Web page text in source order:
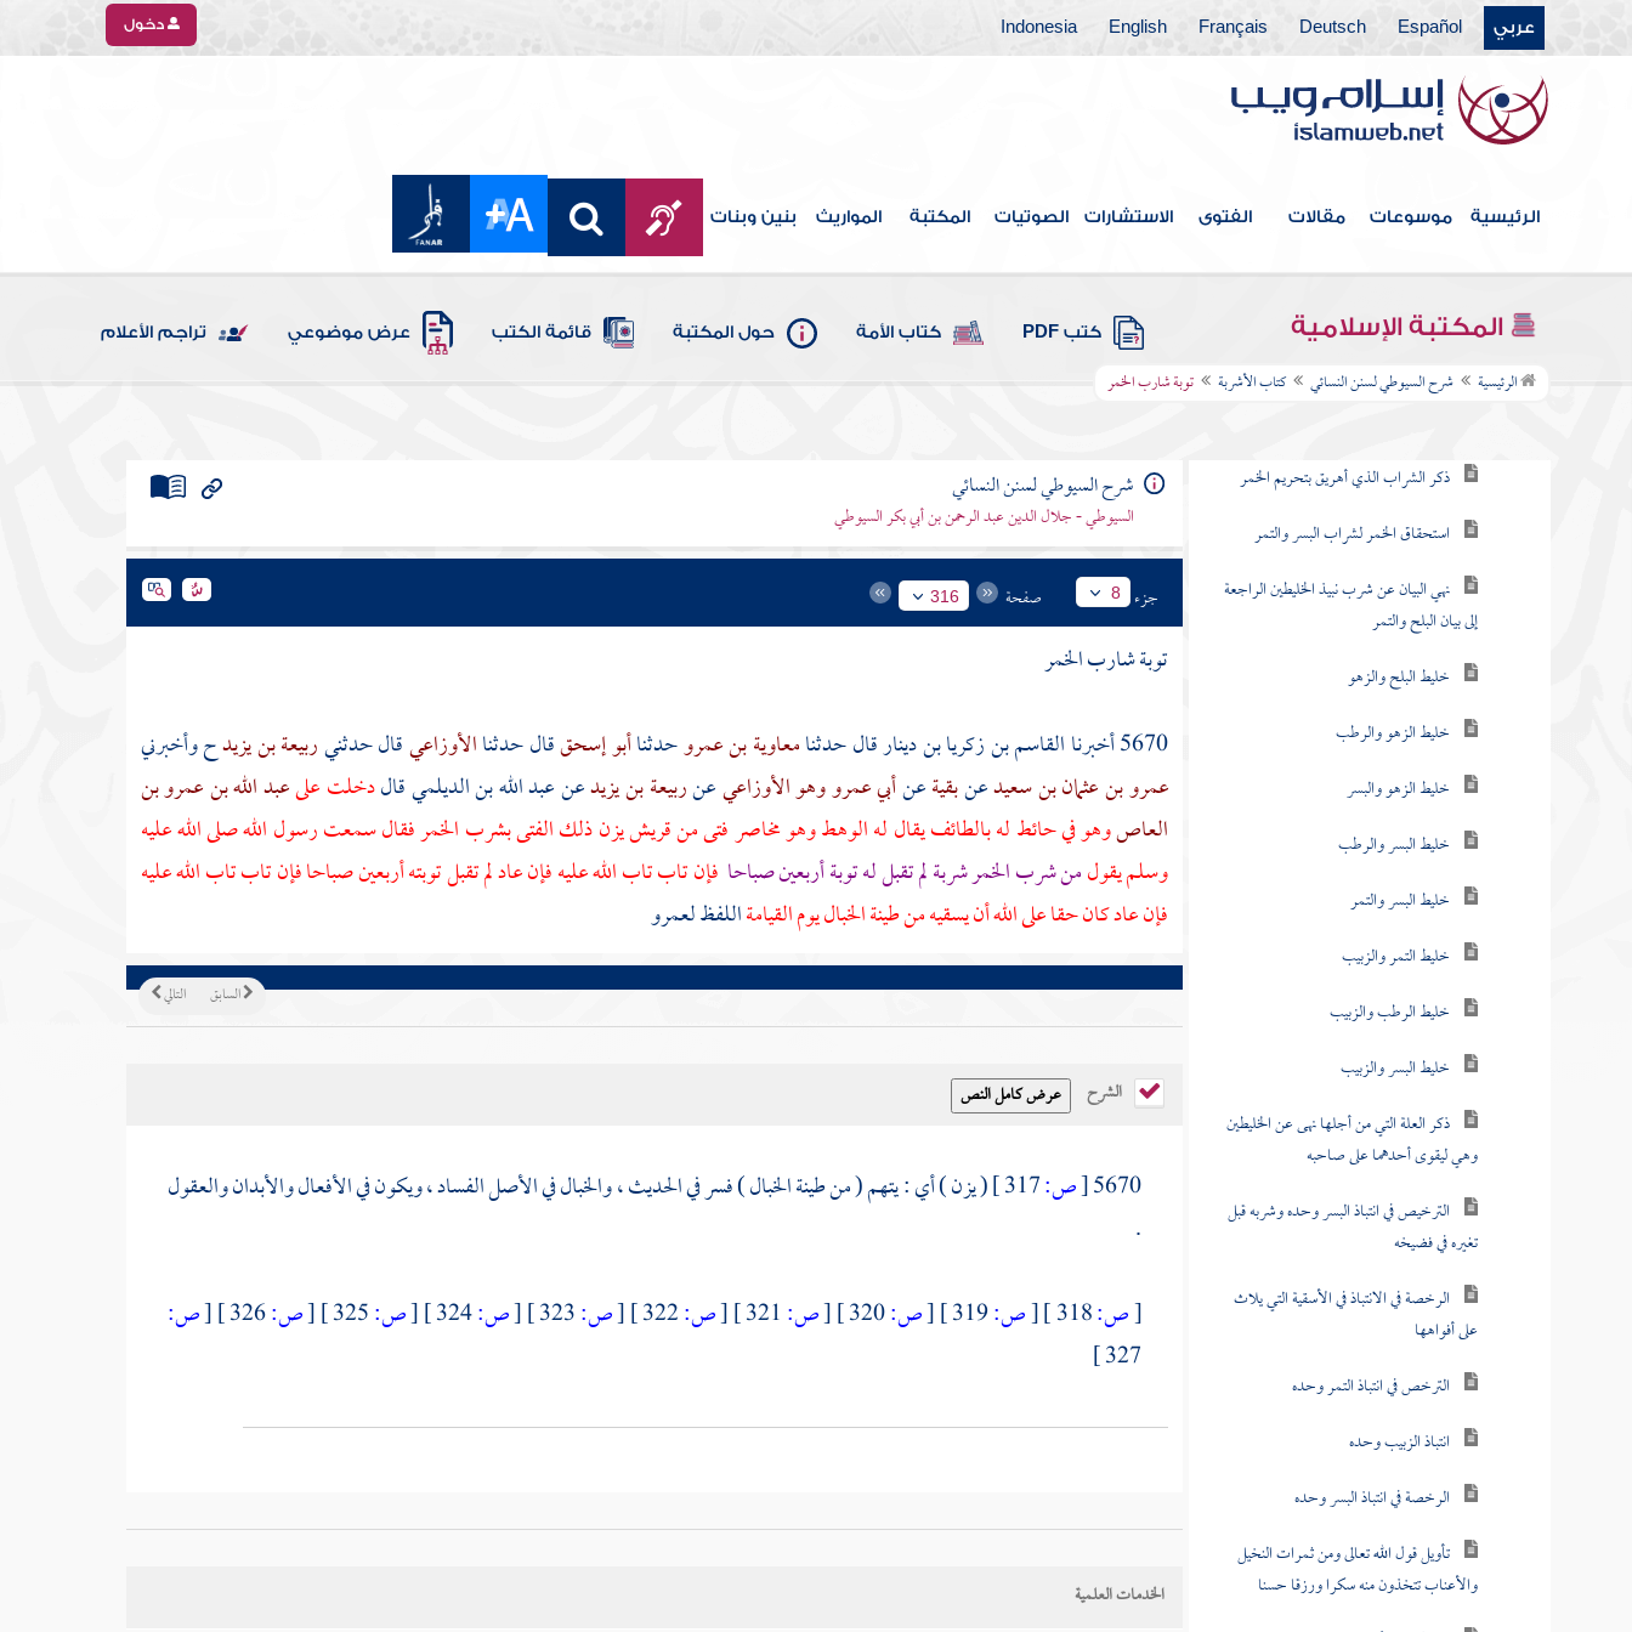
عربي Español
Deutsch
Français
English
Indonesia دخول
الرئيسية موسوعات مقالات الفتوى الاستشارات الصوتيات المكتبة المواريث بنين وبنات
المكتبة الإسلامية كتب PDF كتاب الأمة حول المكتبة قائمة الكتب عرض موضوعي تراجم الأعلام
الرئيسية شرح السيوطي لسنن النسائي كتاب الأشربة توبة شارب الخمر
كتاب القسامة
كتاب قطع السارق
كتاب الإيمان وشرائعه
كتاب الزينة
كتاب آداب القضاة
كتاب الاستعاذة
كتاب الأشربة
ذكر الشراب الذي أهريق بتحريم الخمر
استحقاق الخمر لشراب البسر والتمر
نهي البيان عن شرب نبيذ الخليطين الراجعة
إلى بيان البلح والتمر
خليط البلح والزهو
خليط الزهو والرطب
خليط الزهو والبسر
خليط البسر والرطب
خليط البسر والتمر
خليط التمر والزبيب
خليط الرطب والزبيب
خليط البسر والزبيب
ذكر العلة التي من أجلها نهى عن الخليطين
وهي ليقوى أحدهما على صاحبه
الترخيص في انتباذ البسر وحده وشربه قبل
تغيره في فضيخه
الرخصة في الانتباذ في الأسقية التي يلاث
على أفواهها
الترخص في انتباذ التمر وحده
انتباذ الزبيب وحده
الرخصة في انتباذ البسر وحده
تأويل قول الله تعالى ومن ثمرات النخيل
والأعناب تتخذون منه سكرا ورزقا حسنا
شرح السيوطي لسنن النسائي
السيوطي - جلال الدين عبد الرحمن بن أبي بكر السيوطي
جزء 8 صفحة 316
توبة شارب الخمر
5670 أخبرنا
القاسم بن زكريا بن دينارقال حدثنامعاوية بن عمروحدثناأبو إسحققال حدثناالأوزاعيقال حدثنيربيعة بن يزيدح وأخبرني
عمرو بن عثمان بن سعيدعنبقيةعنأبي عمرو وهو الأوزاعيعنربيعة بن يزيدعنعبد الله بن الديلميقالدخلت علىعبد الله بن عمرو بن
العاصوهو في حائط لهبالطائفيقال لهالوهطوهو مخاصر فتى منقريشيزن ذلك الفتى بشرب الخمر فقال سمعت رسول الله صلى الله عليه
وسلم يقولمن شرب الخمر شربة لم تقبل له توبة أربعين صباحا فإن تاب تاب الله عليه فإن عاد لم تقبل توبته أربعين صباحا فإن تاب تاب الله عليه
فإن عاد كان حقا على الله أن يسقيه من طينة الخبال يوم القيامةاللفظلعمرو
التالي السابق
الشرح
5670
[ص:
( يزن ) أي : يتهم ( من طينة الخبال ) فسر في الحديث ، والخبال في الأصل الفساد ، ويكون في الأفعال والأبدان والعقول
.
[ص: [ص: [ص: [ص: [ص: [ص: [ص: [ص: [ص: [ص:
327 ]
الخدمات العلمية